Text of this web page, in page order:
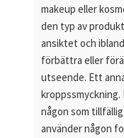
makeup eller
den typ av
ansiktet och
förbättra eller
utseende. Ett
någon som
använder någon